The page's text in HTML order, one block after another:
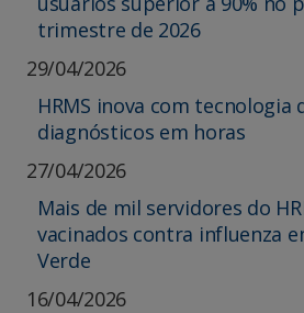
trimestre de 2026
29/04/2026
HRMS inova com
diagnósticos em horas
27/04/2026
Mais de mil servidores do
vacinados contra influenza
Verde
16/04/2026